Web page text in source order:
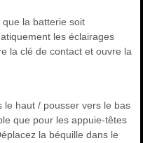
la batterie soit
les éclairages
la clé de contact et ouvre la
le haut / pousser vers le bas
que pour les appuie-têtes
la béquille dans le